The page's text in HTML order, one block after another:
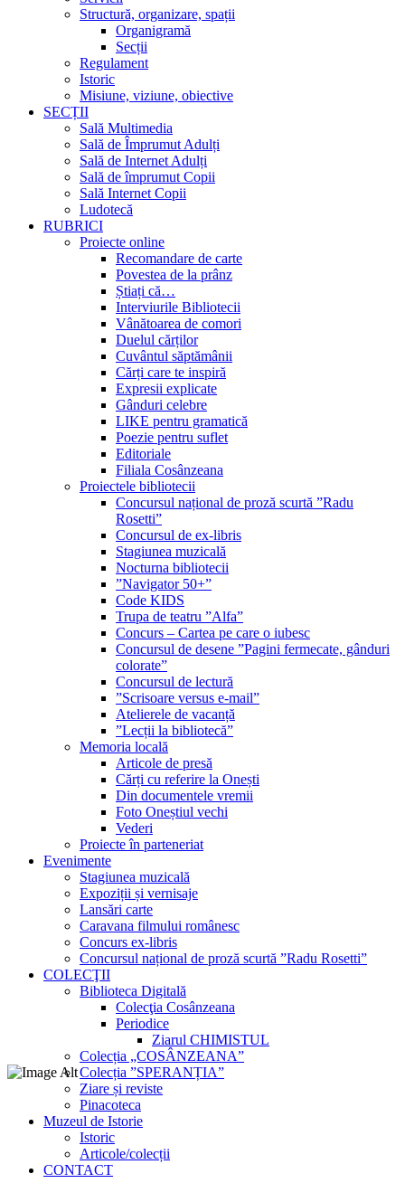
Structură, organizare, spații
Organigramă
Secții
Regulament
Istoric
Misiune, viziune, obiective
SECȚII
Sală Multimedia
Sală de Împrumut Adulți
Sală de Internet Adulți
Sală de împrumut Copii
Sală Internet Copii
Ludotecă
RUBRICI
Proiecte online
Recomandare de carte
Povestea de la prânz
Știați că…
Interviurile Bibliotecii
Vânătoarea de comori
Duelul cărților
Cuvântul săptămânii
Cărți care te inspiră
Expresii explicate
Gânduri celebre
LIKE pentru gramatică
Poezie pentru suflet
Editoriale
Filiala Cosânzeana
Proiectele bibliotecii
Concursul național de proză scurtă ”Radu
Rosetti”
Concursul de ex-libris
Stagiunea muzicală
Nocturna bibliotecii
”Navigator 50+”
Code KIDS
Trupa de teatru ”Alfa”
Concurs – Cartea pe care o iubesc
Concursul de desene ”Pagini fermecate, gânduri
colorate”
Concursul de lectură
”Scrisoare versus e-mail”
Atelierele de vacanță
”Lecții la bibliotecă”
Memoria locală
Articole de presă
Cărți cu referire la Onești
Din documentele vremii
Foto Oneștiul vechi
Vederi
Proiecte în parteneriat
Evenimente
Stagiunea muzicală
Expoziții și vernisaje
Lansări carte
Caravana filmului românesc
Concurs ex-libris
Concursul național de proză scurtă ”Radu Rosetti”
COLECŢII
Biblioteca Digitală
Colecţia Cosânzeana
Periodice
Ziarul CHIMISTUL
Colecția „COSÂNZEANA”
Colecția ”SPERANȚIA”
Ziare și reviste
Pinacoteca
Muzeul de Istorie
Istoric
Articole/colecții
CONTACT